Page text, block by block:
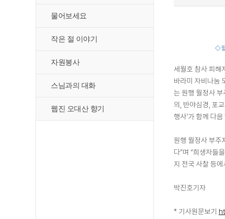
물어보세요
작은 절 이야기
자원봉사
스님과의 대화
웹진 오대산 향기
◇
세월호 참사 피
바라미 자비나눔
는 원행 월정사
의, 반야심경, 포
행사'가 함께 다
원행 월정사 부주
다”며 “희생자들
지 전국 사찰 등
박진호기자
* 기사원문보기